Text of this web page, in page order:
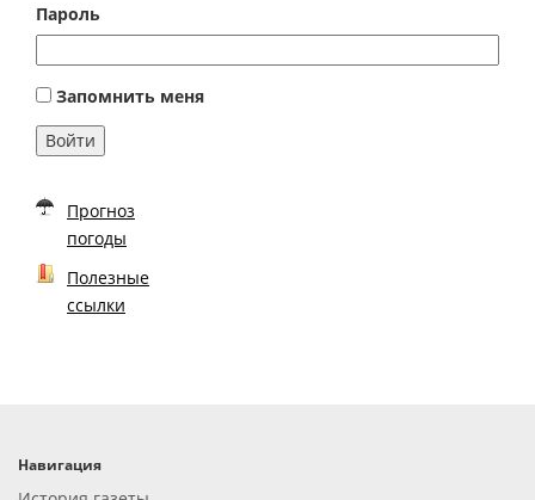
Пароль
Запомнить меня
Войти
Прогноз
погоды
Полезные
ссылки
Навигация